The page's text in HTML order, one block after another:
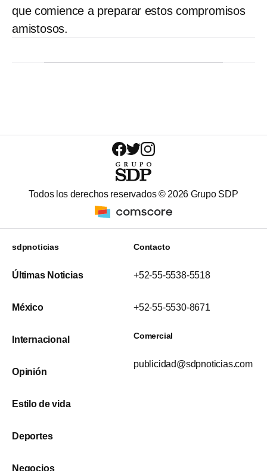
que comience a preparar estos compromisos
amistosos.
Todos los derechos reservados © 2026 Grupo SDP
sdpnoticias
Últimas Noticias
México
Internacional
Opinión
Estilo de vida
Deportes
Negocios
Contacto
+52-55-5538-5518
+52-55-5530-8671
Comercial
publicidad@sdpnoticias.com